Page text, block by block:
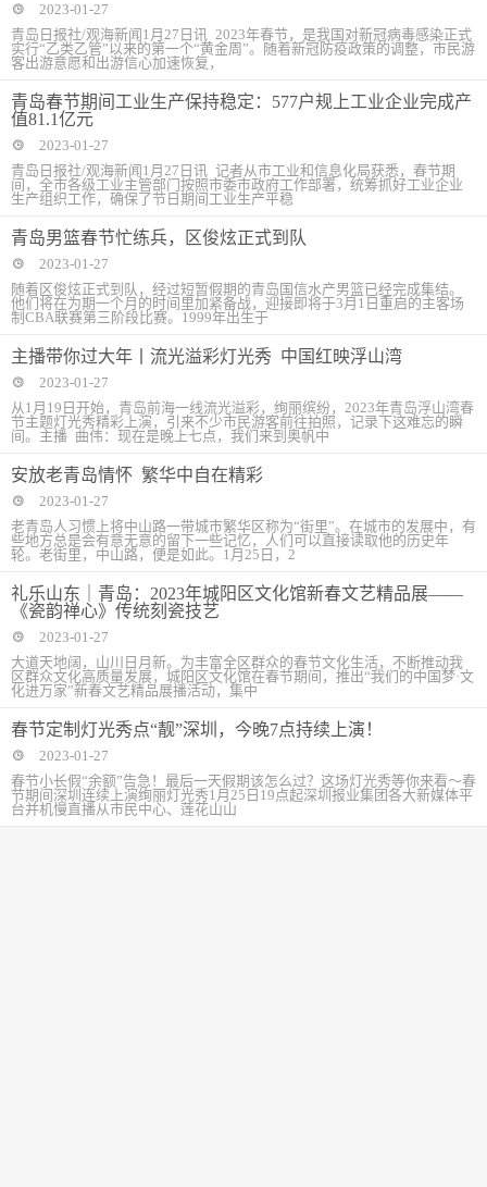
2023-01-27
青岛日报社/观海新闻1月27日讯 2023年春节，是我国对新冠病毒感染正式
实行“乙类乙管”以来的第一个“黄金周”。随着新冠防疫政策的调整，市民游
客出游意愿和出游信心加速恢复，
青岛春节期间工业生产保持稳定：577户规上工业企业完成产
值81.1亿元
2023-01-27
青岛日报社/观海新闻1月27日讯 记者从市工业和信息化局获悉，春节期
间，全市各级工业主管部门按照市委市政府工作部署，统筹抓好工业企业
生产组织工作，确保了节日期间工业生产平稳
青岛男篮春节忙练兵，区俊炫正式到队
2023-01-27
随着区俊炫正式到队，经过短暂假期的青岛国信水产男篮已经完成集结。
他们将在为期一个月的时间里加紧备战，迎接即将于3月1日重启的主客场
制CBA联赛第三阶段比赛。1999年出生于
主播带你过大年丨流光溢彩灯光秀 中国红映浮山湾
2023-01-27
从1月19日开始，青岛前海一线流光溢彩，绚丽缤纷，2023年青岛浮山湾春
节主题灯光秀精彩上演，引来不少市民游客前往拍照，记录下这难忘的瞬
间。主播 曲伟：现在是晚上七点，我们来到奥帆中
安放老青岛情怀 繁华中自在精彩
2023-01-27
老青岛人习惯上将中山路一带城市繁华区称为“街里”。在城市的发展中，有
些地方总是会有意无意的留下一些记忆，人们可以直接读取他的历史年
轮。老街里，中山路，便是如此。1月25日，2
礼乐山东｜青岛：2023年城阳区文化馆新春文艺精品展——
《瓷韵禅心》传统刻瓷技艺
2023-01-27
大道天地阔，山川日月新。为丰富全区群众的春节文化生活，不断推动我
区群众文化高质量发展，城阳区文化馆在春节期间，推出“我们的中国梦·文
化进万家”新春文艺精品展播活动，集中
春节定制灯光秀点“靓”深圳，今晚7点持续上演！
2023-01-27
春节小长假“余额”告急！最后一天假期该怎么过？这场灯光秀等你来看～春
节期间深圳连续上演绚丽灯光秀1月25日19点起深圳报业集团各大新媒体平
台并机慢直播从市民中心、莲花山山